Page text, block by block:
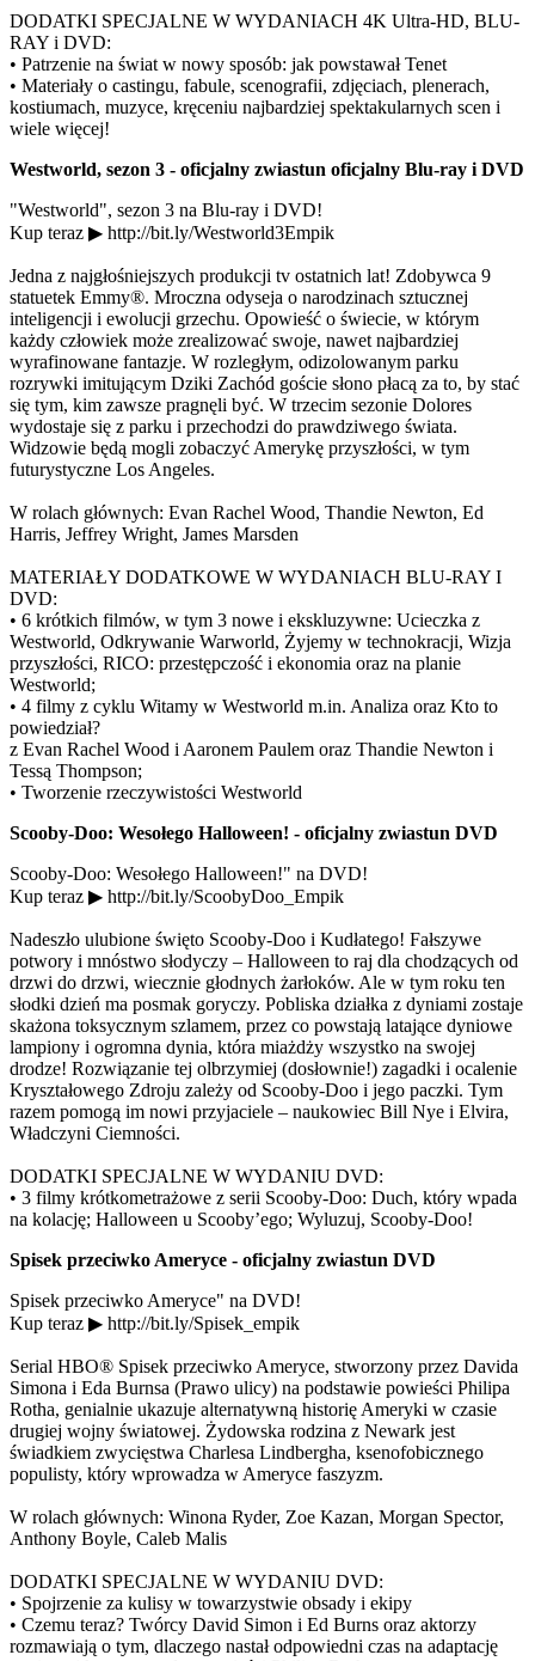
DODATKI SPECJALNE W WYDANIACH 4K Ultra-HD, BLU-
RAY i DVD:
• Patrzenie na świat w nowy sposób: jak powstawał Tenet
• Materiały o castingu, fabule, scenografii, zdjęciach, plenerach,
kostiumach, muzyce, kręceniu najbardziej spektakularnych scen i
wiele więcej!
Westworld, sezon 3 - oficjalny zwiastun oficjalny Blu-ray i DVD
"Westworld", sezon 3 na Blu-ray i DVD!
Kup teraz ▶ http://bit.ly/Westworld3Empik
Jedna z najgłośniejszych produkcji tv ostatnich lat! Zdobywca 9
statuetek Emmy®. Mroczna odyseja o narodzinach sztucznej
inteligencji i ewolucji grzechu. Opowieść o świecie, w którym
każdy człowiek może zrealizować swoje, nawet najbardziej
wyrafinowane fantazje. W rozległym, odizolowanym parku
rozrywki imitującym Dziki Zachód goście słono płacą za to, by stać
się tym, kim zawsze pragnęli być. W trzecim sezonie Dolores
wydostaje się z parku i przechodzi do prawdziwego świata.
Widzowie będą mogli zobaczyć Amerykę przyszłości, w tym
futurystyczne Los Angeles.
W rolach głównych: Evan Rachel Wood, Thandie Newton, Ed
Harris, Jeffrey Wright, James Marsden
MATERIAŁY DODATKOWE W WYDANIACH BLU-RAY I
DVD:
• 6 krótkich filmów, w tym 3 nowe i ekskluzywne: Ucieczka z
Westworld, Odkrywanie Warworld, Żyjemy w technokracji, Wizja
przyszłości, RICO: przestępczość i ekonomia oraz na planie
Westworld;
• 4 filmy z cyklu Witamy w Westworld m.in. Analiza oraz Kto to
powiedział?
z Evan Rachel Wood i Aaronem Paulem oraz Thandie Newton i
Tessą Thompson;
• Tworzenie rzeczywistości Westworld
Scooby-Doo: Wesołego Halloween! - oficjalny zwiastun DVD
Scooby-Doo: Wesołego Halloween!" na DVD!
Kup teraz ▶ http://bit.ly/ScoobyDoo_Empik
Nadeszło ulubione święto Scooby-Doo i Kudłatego! Fałszywe
potwory i mnóstwo słodyczy – Halloween to raj dla chodzących od
drzwi do drzwi, wiecznie głodnych żarłoków. Ale w tym roku ten
słodki dzień ma posmak goryczy. Pobliska działka z dyniami zostaje
skażona toksycznym szlamem, przez co powstają latające dyniowe
lampiony i ogromna dynia, która miażdży wszystko na swojej
drodze! Rozwiązanie tej olbrzymiej (dosłownie!) zagadki i ocalenie
Kryształowego Zdroju zależy od Scooby-Doo i jego paczki. Tym
razem pomogą im nowi przyjaciele – naukowiec Bill Nye i Elvira,
Władczyni Ciemności.
DODATKI SPECJALNE W WYDANIU DVD:
• 3 filmy krótkometrażowe z serii Scooby-Doo: Duch, który wpada
na kolację; Halloween u Scooby’ego; Wyluzuj, Scooby-Doo!
Spisek przeciwko Ameryce - oficjalny zwiastun DVD
Spisek przeciwko Ameryce" na DVD!
Kup teraz ▶ http://bit.ly/Spisek_empik
Serial HBO® Spisek przeciwko Ameryce, stworzony przez Davida
Simona i Eda Burnsa (Prawo ulicy) na podstawie powieści Philipa
Rotha, genialnie ukazuje alternatywną historię Ameryki w czasie
drugiej wojny światowej. Żydowska rodzina z Newark jest
świadkiem zwycięstwa Charlesa Lindbergha, ksenofobicznego
populisty, który wprowadza w Ameryce faszyzm.
W rolach głównych: Winona Ryder, Zoe Kazan, Morgan Spector,
Anthony Boyle, Caleb Malis
DODATKI SPECJALNE W WYDANIU DVD:
• Spojrzenie za kulisy w towarzystwie obsady i ekipy
• Czemu teraz? Twórcy David Simon i Ed Burns oraz aktorzy
rozmawiają o tym, dlaczego nastał odpowiedni czas na adaptację